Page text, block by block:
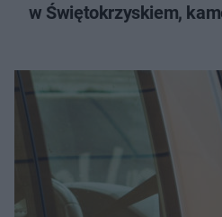
w Świętokrzyskiem,